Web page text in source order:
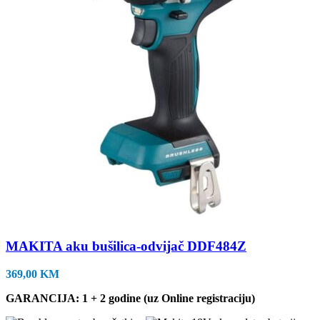
MAKITA aku bušilica-odvijač DDF484Z
369,00 KM
GARANCIJA: 1 + 2 godine (uz Online registraciju)